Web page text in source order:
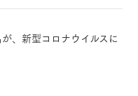
、新型コロナウイルスに